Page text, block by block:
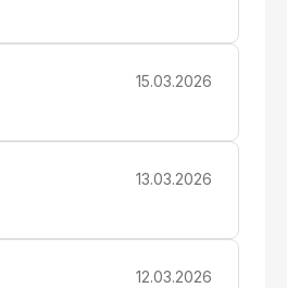
15.03.2026
13.03.2026
12.03.2026